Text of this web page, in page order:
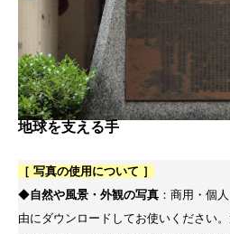
地球を支える手
［ 写真の使用について ］
◆自然や風景・外観の写真 ：商用・個
由にダウンロードしてお使いください